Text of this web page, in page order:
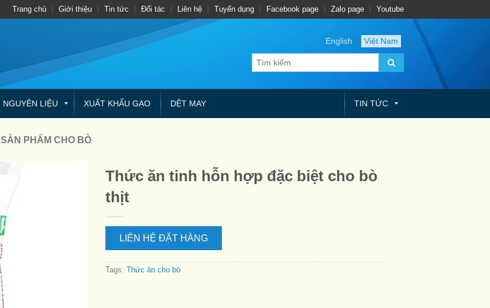
Trang chủ Giới thiệu Tin tức Đối tác Liên hệ Tuyển dụng Facebook page Zalo page Youtube
English Việt Nam
NGUYÊN LIỆU XUẤT KHẨU GẠO DỆT MAY TIN TỨC
SẢN PHẨM CHO BÒ
Thức ăn tinh hỗn hợp đặc biệt cho bò
thịt
LIÊN HỆ ĐẶT HÀNG
Tags: Thức ăn cho bò